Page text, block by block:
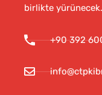
birlikte yürünecek.
+90 392